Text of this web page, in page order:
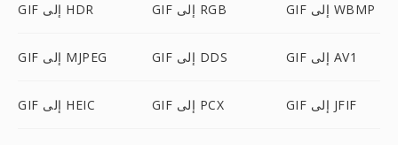
GIF إلى HDR GIF إلى RGB GIF إلى WBMP
GIF إلى MJPEG GIF إلى DDS GIF إلى AV1
GIF إلى HEIC GIF إلى PCX GIF إلى JFIF